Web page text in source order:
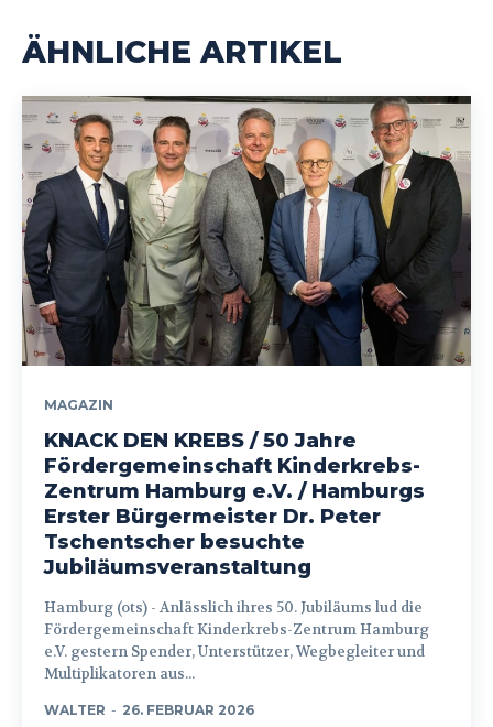
ÄHNLICHE ARTIKEL
MAGAZIN
KNACK DEN KREBS / 50 Jahre
Fördergemeinschaft Kinderkrebs-
Zentrum Hamburg e.V. / Hamburgs
Erster Bürgermeister Dr. Peter
Tschentscher besuchte
Jubiläumsveranstaltung
Hamburg (ots) - Anlässlich ihres 50. Jubiläums lud die
Fördergemeinschaft Kinderkrebs-Zentrum Hamburg
e.V. gestern Spender, Unterstützer, Wegbegleiter und
Multiplikatoren aus...
WALTER - 26. FEBRUAR 2026